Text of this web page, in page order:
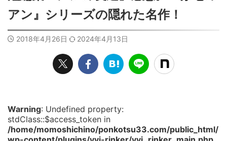
アン』シリーズの隠れた名作！
2018年4月26日 2024年4月13日
Warning: Undefined property:
stdClass::$access_token in
/home/momoshichino/ponkotsu33.com/public_html/